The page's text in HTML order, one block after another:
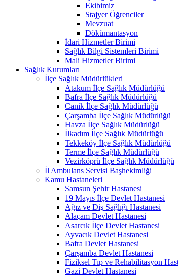
Ekibimiz
Stajyer Öğrenciler
Mevzuat
Dökümantasyon
İdari Hizmetler Birimi
Sağlık Bilgi Sistemleri Birimi
Mali Hizmetler Birimi
Sağlık Kurumları
İlçe Sağlık Müdürlükleri
Atakum İlçe Sağlık Müdürlüğü
Bafra İlçe Sağlık Müdürlüğü
Canik İlçe Sağlık Müdürlüğü
Çarşamba İlçe Sağlık Müdürlüğü
Havza İlçe Sağlık Müdürlüğü
İlkadım İlçe Sağlık Müdürlüğü
Tekkeköy İlçe Sağlık Müdürlüğü
Terme İlçe Sağlık Müdürlüğü
Vezirköprü İlçe Sağlık Müdürlüğü
İl Ambulans Servisi Başhekimliği
Kamu Hastaneleri
Samsun Şehir Hastanesi
19 Mayıs İlçe Devlet Hastanesi
Ağız ve Diş Sağlığı Hastanesi
Alaçam Devlet Hastanesi
Asarcık İlçe Devlet Hastanesi
Ayvacık Devlet Hastanesi
Bafra Devlet Hastanesi
Çarşamba Devlet Hastanesi
Fiziksel Tıp ve Rehabilitasyon
Gazi Devlet Hastanesi